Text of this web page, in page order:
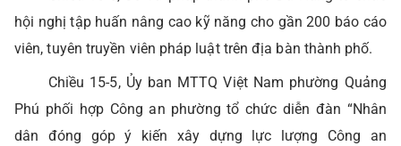
hội nghị tập huấn nâng cao kỹ năng cho gần 200 báo cáo
viên, tuyên truyền viên pháp luật trên địa bàn thành phố.
Chiều 15-5, Ủy ban MTTQ Việt Nam phường Quảng
Phú phối hợp Công an phường tổ chức diễn đàn “Nhân
dân đóng góp ý kiến xây dựng lực lượng Công an